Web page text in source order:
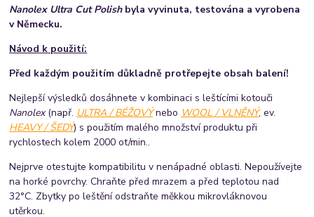
Nanolex Ultra Cut Polishbyla vyvinuta, testována a vyrobena
v Německu.
Návod k použití:
Před každým použitím důkladně protřepejte obsah balení!
Nejlepší výsledků dosáhnete v kombinaci s leštícími kotouči
Nanolex(např. ULTRA / BÉŽOVÝnebo WOOL / VLNĚNÝ, ev.
HEAVY / ŠEDÝ) s použitím malého množství produktu při
rychlostech kolem 2000 ot/min..
Nejprve otestujte kompatibilitu v nenápadné oblasti. Nepoužívejte
na horké povrchy. Chraňte před mrazem a před teplotou nad
32°C. Zbytky po leštění odstraňte měkkou mikrovláknovou
utěrkou.